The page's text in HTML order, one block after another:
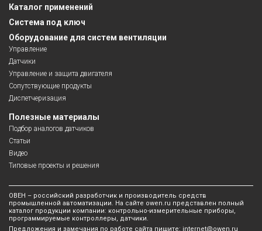
Каталог применений
Система под ключ
Оборудование для систем вентиляции
Управление
Датчики
Управление и защита двигателя
Сопутствующие продукты
Диспетчеризация
Полезные материалы
Подбор аналогов датчиков
Статьи
Видео
Типовые проекты и решения
ОВЕН – российский разработчик и производитель средств
промышленной автоматизации. На сайте owen.ru представлен полный
каталог продукции компании: контрольно-измерительные приборы,
программируемые контроллеры, датчики.
Предложения и замечания по работе сайта пишите: internet@owen.ru